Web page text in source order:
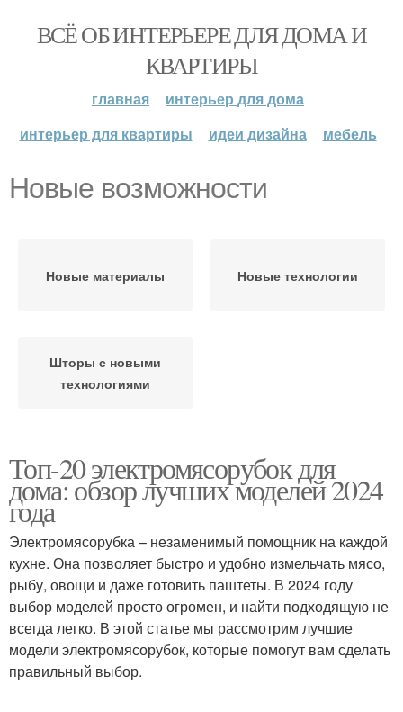
ВСЁ ОБ ИНТЕРЬЕРЕ ДЛЯ ДОМА И
КВАРТИРЫ
главная
интерьер для дома
интерьер для квартиры
идеи дизайна мебель
Новые возможности
Новые материалы Новые технологии
Шторы с новыми
технологиями
Топ-20 электромясорубок для
дома: обзор лучших моделей 2024
года
Электромясорубка – незаменимый помощник на каждой
кухне. Она позволяет быстро и удобно измельчать мясо,
рыбу, овощи и даже готовить паштеты. В 2024 году
выбор моделей просто огромен, и найти подходящую не
всегда легко. В этой статье мы рассмотрим лучшие
модели электромясорубок, которые помогут вам сделать
правильный выбор.